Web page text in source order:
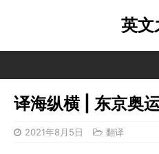
英文
译海纵横 | 东京奥
2021年8月5日 翻译